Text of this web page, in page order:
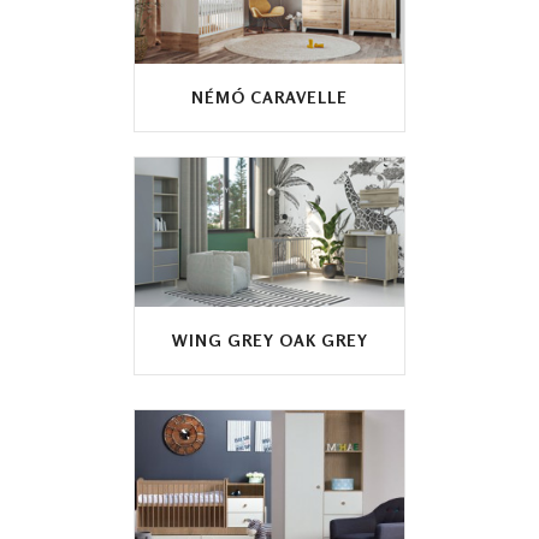
NÉMÓ CARAVELLE
WING GREY OAK GREY